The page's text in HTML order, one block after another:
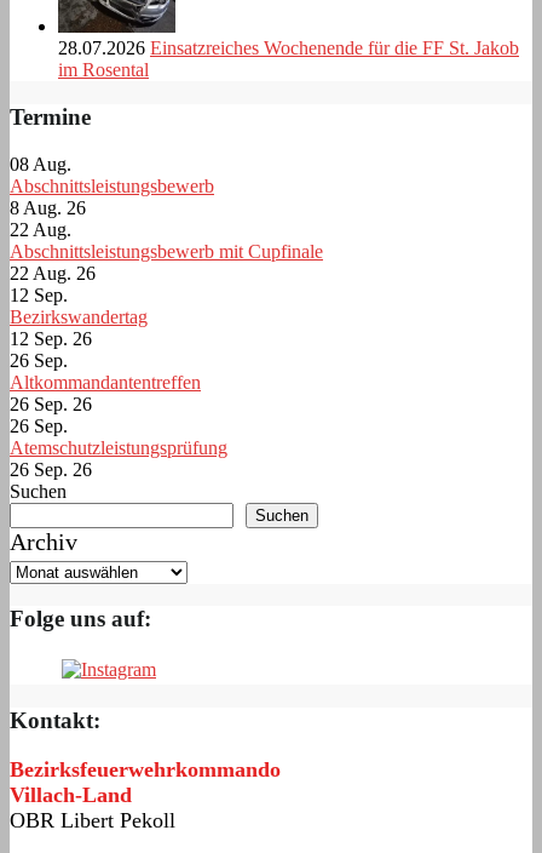
28.07.2026 Einsatzreiches Wochenende für die FF St. Jakob
im Rosental
Termine
08 Aug.
Abschnittsleistungsbewerb
8 Aug. 26
22 Aug.
Abschnittsleistungsbewerb mit Cupfinale
22 Aug. 26
12 Sep.
Bezirkswandertag
12 Sep. 26
26 Sep.
Altkommandantentreffen
26 Sep. 26
26 Sep.
Atemschutzleistungsprüfung
26 Sep. 26
Suchen
Suchen
Archiv
Folge uns auf:
Kontakt:
Bezirksfeuerwehrkommando
Villach-Land
OBR Libert Pekoll